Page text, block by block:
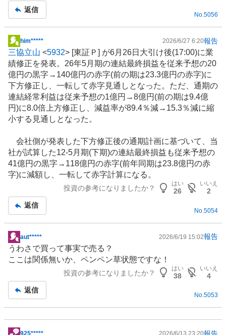
事
返信
No.5056
掲
示
板
記
事
him***** 2026/6/27 6:20報告
三協立山 <5932> [東証Ｐ] が6月26日大引け後(17:00)に業
績修正を発表。26年5月期の連結最終損益を従来予想の20
億円の黒字→140億円の赤字(前の期は23.3億円の赤字)に
下方修正し、一転して赤字見通しとなった。ただ、通期の
連結経常利益は従来予想の1億円→8億円(前の期は9.4億
円)に8.0倍上方修正し、減益率が89.4％減→15.3％減に縮
小する見通しとなった。
会社側が発表した下方修正後の通期計画に基づいて、当
社が試算した12-5月期(下期)の連結最終損益も従来予想の
41億円の黒字→118億円の赤字(前年同期は23.8億円の赤
字)に減額し、一転して赤字計算になる。
投資の参考になりましたか？
はい
26
いいえ
2
返信
No. 5054
掲
示
板
aut***** 2026/6/19 15:02報告
うわさで買って事実で売る？
ここは関係無いか、ペンペン草状態ですな！
投資の参考になりましたか？
はい
38
いいえ
4
返信
No.5053
925***** 2026/6/13 23:20報告